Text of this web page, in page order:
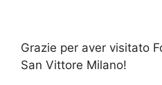
Grazie per aver visitato
San Vittore Milano!